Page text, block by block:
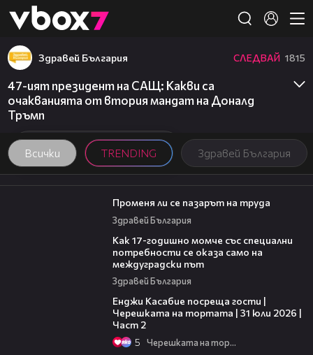
👾
Всички TRENDING Здравей България
Здравей България СЛЕДВАЙ 1815
47-ият президент на САЩ: Какви са
очакванията от втория мандат на Доналд
Тръмп
12:02
Променя ли се пазарът на труда
Здравей България
Как 17-годишно момче със специални
потребности се оказа само на
междуградски път
Здравей България
Енджи Касабие посреща гости |
Черешката на тортата | 31 юли 2026 |
Част 2
5 Черешката на тортата